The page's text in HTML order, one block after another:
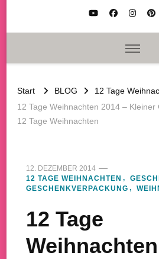
Start BLOG
12 Tage
12 Tage Weihnachten 2014 –
12 Tage Weihnachten
12. DEZEMBER 2014
12 TAGE WEIHNACHTEN
GESCHENKVERPACKUNG
12 Tage